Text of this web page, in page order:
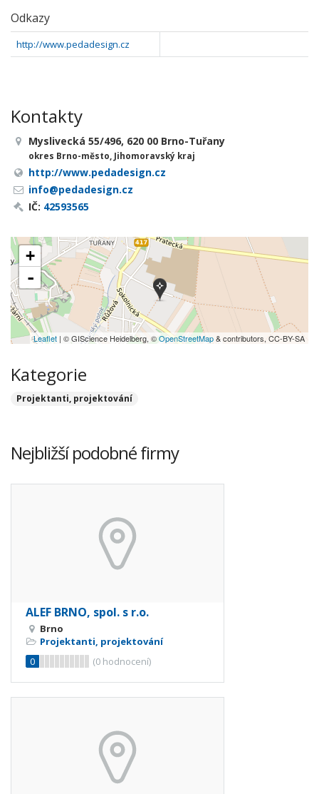
Odkazy
http://www.pedadesign.cz
Kontakty
Myslivecká 55/496, 620 00 Brno-Tuřany
okres Brno-město, Jihomoravský kraj
http://www.pedadesign.cz
info@pedadesign.cz
IČ: 42593565
+
-
Leaflet | © GIScience Heidelberg, ©OpenStreetMap& contributors, CC-BY-SA
Kategorie
Projektanti, projektování
Nejbližší podobné firmy
ALEF BRNO, spol. s r.o.
Brno
Projektanti, projektování
0
(0 hodnocení)